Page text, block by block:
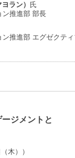
ラン） 氏
推進部 部長
推進部 エグゼクテ
ジメントと
木））